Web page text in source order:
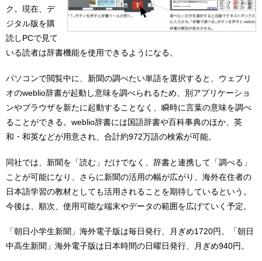
ク。現在、デ
ジタル版を購
読しPCで見て
いる読者は辞書機能を使用できるようになる。
パソコンで閲覧中に、新聞の調べたい単語を選択すると、ウェブリ
オのweblio辞書が起動し意味を調べられるため、別アプリケーショ
ンやブラウザを新たに起動することなく、瞬時に言葉の意味を調べ
ることができる。weblio辞書には国語辞書や百科事典のほか、英
和・和英などが用意され、合計約972万語の検索が可能。
同社では、新聞を「読む」だけでなく、辞書と連携して「調べる」
ことが可能になり、さらに新聞の活用の幅が広がり、海外在住者の
日本語学習の教材としても活用されることを期待しているという。
今後は、順次、使用可能な端末やデータの範囲を広げていく予定。
「朝日小学生新聞」海外電子版は毎日発行、月ぎめ1720円。「朝日
中高生新聞」海外電子版は日本時間の日曜日発行、月ぎめ940円。